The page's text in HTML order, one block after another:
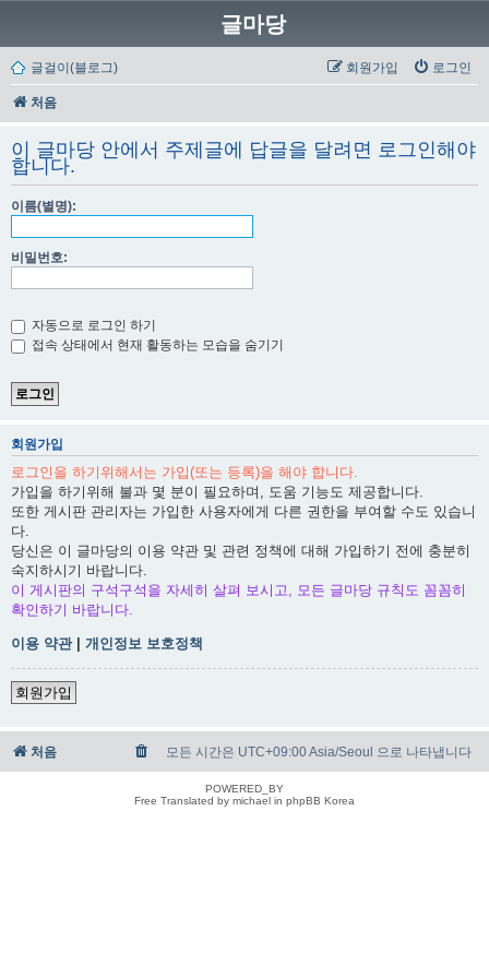
글마당
글걸이(블로그) 로그인
회원가입
처음
이 글마당 안에서 주제글에 답글을 달려면 로그인해야
합니다.
이름(별명):
비밀번호:
자동으로 로그인 하기
접속 상태에서 현재 활동하는 모습을 숨기기
회원가입
로그인을 하기위해서는 가입(또는 등록)을 해야 합니다.
가입을 하기위해 불과 몇 분이 필요하며, 도움 기능도 제공합니다.
또한 게시판 관리자는 가입한 사용자에게 다른 권한을 부여할 수도 있습니
다.
당신은 이 글마당의 이용 약관 및 관련 정책에 대해 가입하기 전에 충분히
숙지하시기 바랍니다.
이 게시판의 구석구석을 자세히 살펴 보시고, 모든 글마당 규칙도 꼼꼼히
확인하기 바랍니다.
이용 약관| 개인정보 보호정책
회원가입
처음 모든 시간은 UTC+09:00 Asia/Seoul 으로 나타냅니다
POWERED_BY
Free Translated by michael in phpBB Korea